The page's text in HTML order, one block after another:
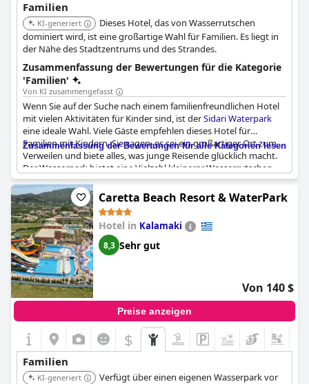
manchmal zu viele Kinder. Trotzdem ist das
& Spaauf jeden Fall eine Überlegung wert, wenn Sie einen
erholsamen Familienurlaub an einem schönen Ort verbringen
möchten.
Familien
KI-generiert
Dieses Hotel, das von Wasserrutschen
dominiert wird, ist eine großartige Wahl für Familien. Es liegt in
der Nähe des Stadtzentrums und des Strandes.
Zusammenfassung der Bewertungen für die Kategorie
'Familien'
Von KI zusammengefasst
Wenn Sie auf der Suche nach einem familienfreundlichen Hotel
mit vielen Aktivitäten für Kinder sind, ist derSidari Waterpark
eine ideale Wahl. Viele Gäste empfehlen dieses Hotel für
Familien mit Kindern. Sie sagen, es sei ein großartiger Ort zum
Verweilen und biete alles, was junge Reisende glücklich macht.
Der Wasserpark bietet eine Vielzahl kleinerer Wasserrutschen
und Becken für jüngere Kinder sowie größere Rutschen für
ältere Kinder. Außerdem gibt es einen Spielplatz und tägliche
Unterhaltungsprogramme für Kinder. Die Gäste loben das Hotel
auch für seine Sauberkeit, das freundliche Personal und die
insgesamt familienfreundliche Atmosphäre. Obwohl einige
Gäste erwähnen, dass es mehr Animation speziell für Kinder
geben könnte, schwärmt die Mehrheit der Gäste von den
Einrichtungen des Hotels für Familien. Wenn Sie mit Kindern
unterwegs sind, könnte der
für Ihren nächsten Urlaub sein.
Zusammenfassung der Bewertungen für alle Kategorien lesen
Caretta Beach Resort & WaterPark
Hotel in Kalamaki
8,3 Sehr gut
Von 140 $
Preise anzeigen
$
Familien
KI-generiert
Verfügt über einen eigenen Wasserpark vor